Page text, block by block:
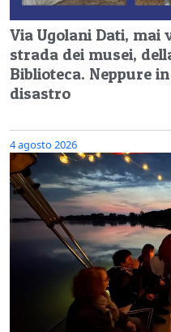
Via Ugolani Dati, mai
strada dei musei,
Biblioteca. Neppure
disastro
4 agosto 2026